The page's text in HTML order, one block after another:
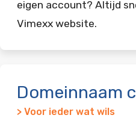
eigen account? Altijd
Vimexx website.
Domeinnaam
> Voor ieder wat wils